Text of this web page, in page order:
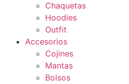
Chaquetas
Hoodies
Outfit
Accesorios
Cojines
Mantas
Bolsos